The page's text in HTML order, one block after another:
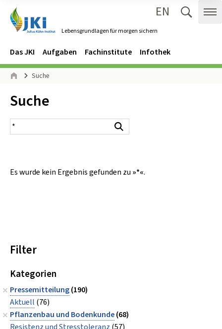
Lebensgrundlagen für morgen sichern
EN
Navigation
Hauptmenü
Das JKI Aufgaben Fachinstitute Infothek
Seitenpfad
Suche
Inhalt:
Suche
Suchergebnis
Es wurde kein Ergebnis gefunden zu »*«.
Filter
Kategorien
Pressemitteilung(190)
Aktuell (76)
Pflanzenbau und Bodenkunde(68)